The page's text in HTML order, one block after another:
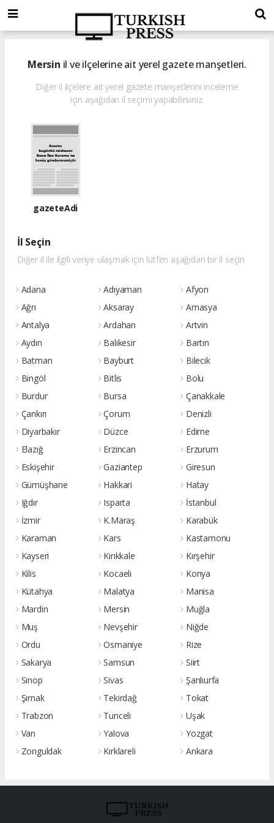
Mersin il ve ilçelerine ait yerel gazete manşetleri.
Diğer il ilçelere ait yerel gazete manşetlerini inceleme
için aşağıdan il seçimi yapabilirsiniz.
gazeteAdi
İl Seçin
Diğer il ile ilgili veriye ulaşmak için lütfen aşağıdan bir il seçin
Adana Adıyaman
Afyon
Ağrı
Aksaray
Amasya
Antalya
Ardahan
Artvin
Aydın
Balıkesir
Bartın
Batman
Bayburt
Bilecik
Bingöl
Bitlis
Bolu
Burdur
Bursa
Çanakkale
Çankırı
Çorum
Denizli
Diyarbakır
Düzce
Edirne
Elazığ
Erzincan
Erzurum
Eskişehir
Gaziantep
Giresun
Gümüşhane
Hakkari
Hatay
Iğdır
Isparta
İstanbul
İzmir
K.Maraş
Karabük
Karaman
Kars
Kastamonu
Kayseri
Kırıkkale
Kırşehir
Kilis
Kocaeli
Konya
Kütahya
Malatya
Manisa
Mardin
Mersin
Muğla
Muş
Nevşehir
Niğde
Ordu
Osmaniye
Rize
Sakarya
Samsun
Siirt
Sinop
Sivas
Şanlıurfa
Şırnak
Tekirdağ
Tokat
Trabzon
Tunceli
Uşak
Van
Yalova
Yozgat
Zonguldak
Kırklareli Ankara